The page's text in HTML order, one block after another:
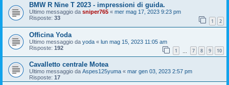
BMW R Nine T 2023 - impressioni di guida.
Ultimo messaggio da sniper765 « mer mag 17, 2023 9:23 pm
Risposte: 33 1 2
Officina Yoda
Ultimo messaggio da yoda « lun mag 15, 2023 11:05 am
Risposte: 192 1 7 8 9 10
Cavalletto centrale Motea
Ultimo messaggio da Aspes125yuma « mar gen 03, 2023 2:57 pm
Risposte: 17